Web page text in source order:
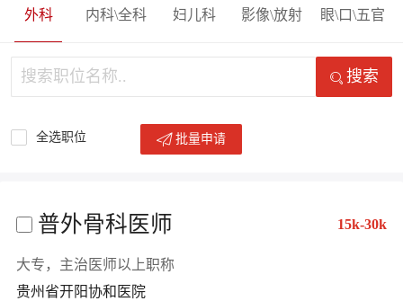
外科 内科\全科 妇儿科 影像\放射 眼\口\五官
搜索
全选职位 批量申请
普外骨科医师 15k-30k
大专，主治医师以上职称
贵州省开阳协和医院